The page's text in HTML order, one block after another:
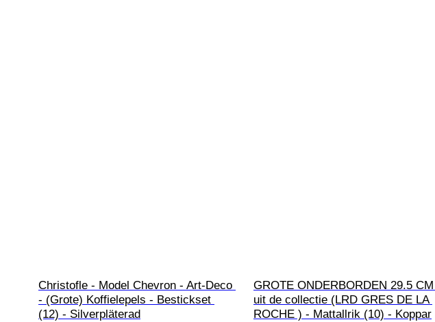
Christofle - Model Chevron - Art-Deco
- (Grote) Koffielepels - Bestickset
(12) - Silverpläterad
GROTE ONDERBORDEN 29.5 CM
uit de collectie (LRD GRES DE LA
ROCHE ) - Mattallrik (10) - Koppar